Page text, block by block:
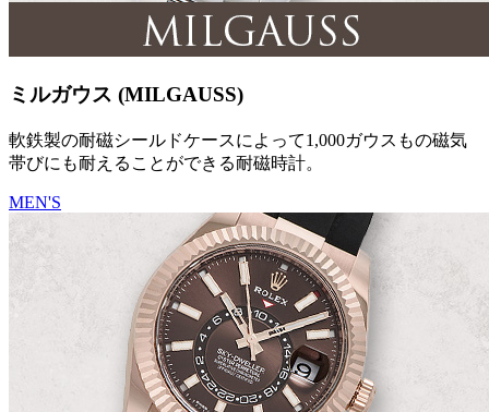
ミルガウス (MILGAUSS)
軟鉄製の耐磁シールドケースによって1,000ガウスもの磁気
帯びにも耐えることができる耐磁時計。
MEN'S